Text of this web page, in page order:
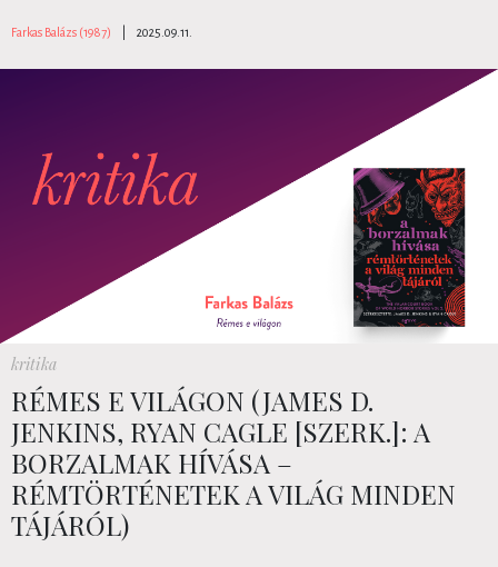
Farkas Balázs (1987) 2025.09.11.
kritika
RÉMES E VILÁGON (JAMES D.
JENKINS, RYAN CAGLE [SZERK.]: A
BORZALMAK HÍVÁSA –
RÉMTÖRTÉNETEK A VILÁG MINDEN
TÁJÁRÓL)